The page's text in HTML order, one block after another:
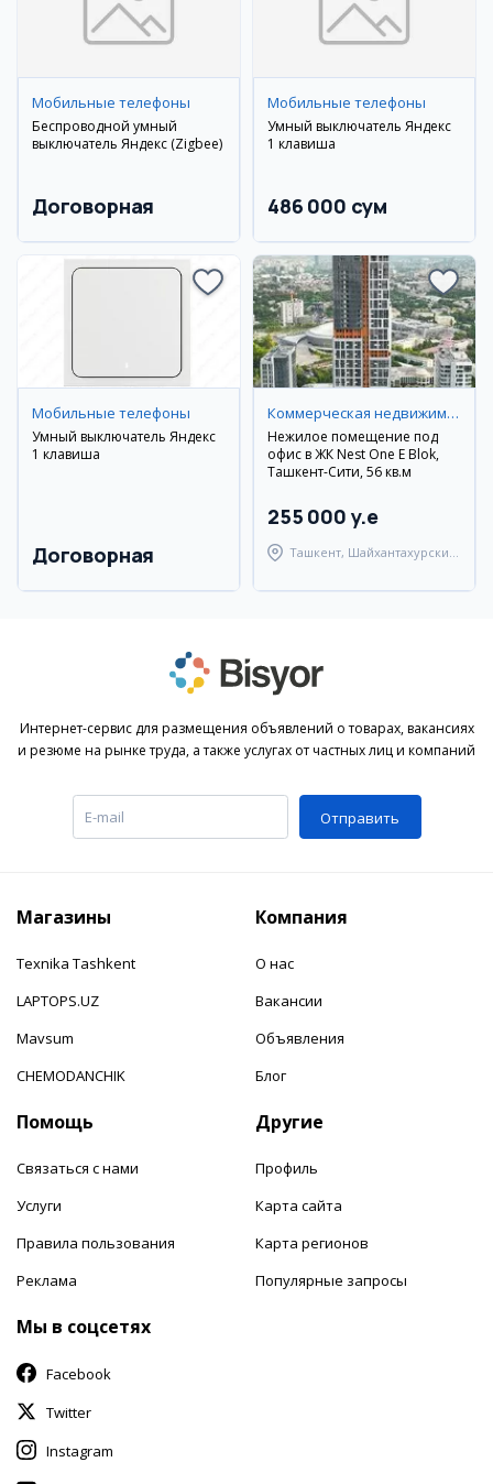
Мобильные телефоны
Беспроводной умный
выключатель Яндекс (Zigbee)
Договорная
Мобильные телефоны
Умный выключатель Яндекс
1 клавиша
486 000 сум
Мобильные телефоны
Умный выключатель Яндекс
1 клавиша
Договорная
Коммерческая недвижимость
Нежилое помещение под
офис в ЖК Nest One E Blok,
Ташкент-Сити, 56 кв.м
255 000 y.e
Ташкент, Шайхантахурский
Интернет-сервис для размещения объявлений о товарах, вакансиях
и резюме на рынке труда, а также услугах от частных лиц и компаний
Отправить
Магазины
Texnika Tashkent
LAPTOPS.UZ
Mavsum
CHEMODANCHIK
Компания
О нас
Вакансии
Объявления
Блог
Помощь
Связаться с нами
Услуги
Правила пользования
Реклама
Другие
Профиль
Карта сайта
Карта регионов
Популярные запросы
Мы в соцсетях
Facebook
Twitter
Instagram